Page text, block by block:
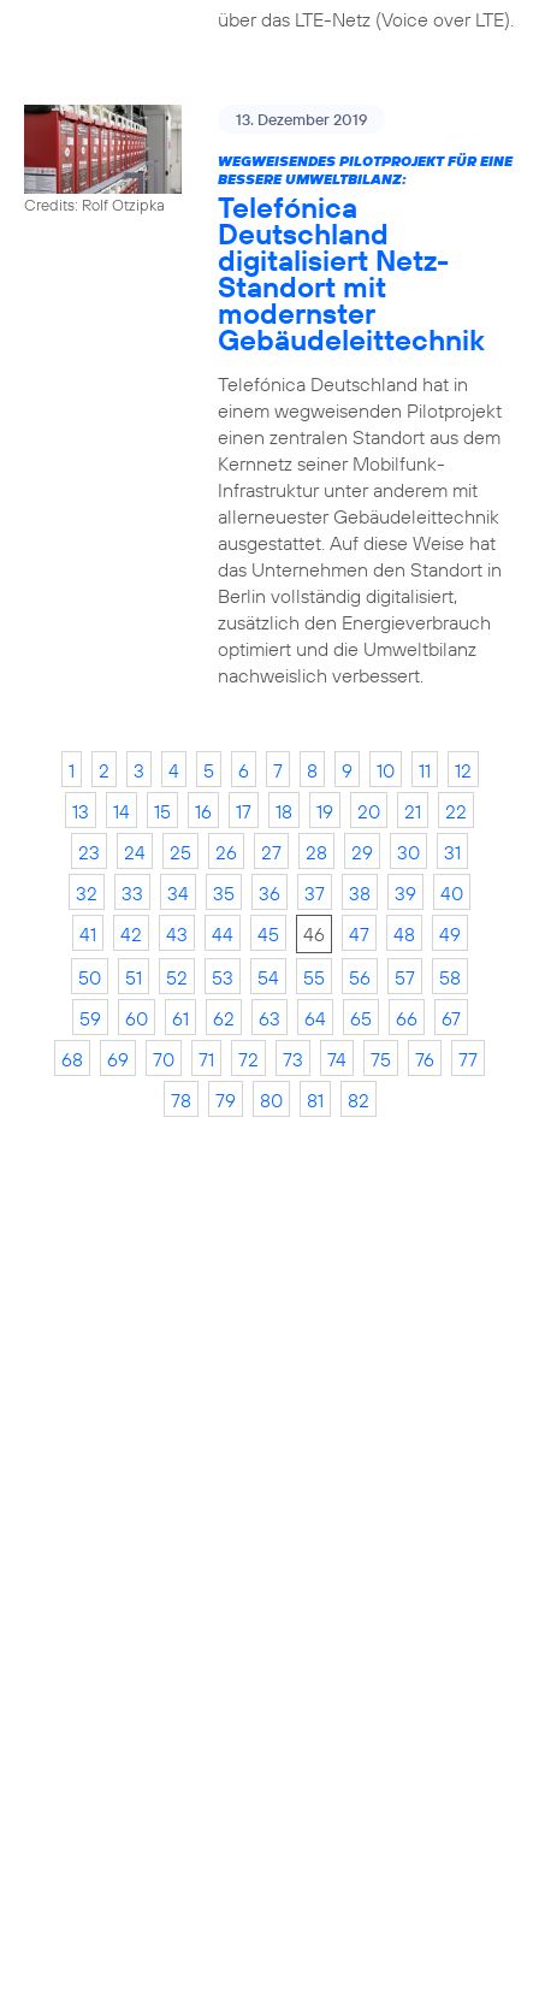
über das LTE-Netz (Voice over LTE).
Credits: Rolf Otzipka
13. Dezember 2019
WEGWEISENDES PILOTPROJEKT FÜR EINE
BESSERE UMWELTBILANZ:
Telefónica
Deutschland
digitalisiert Netz-
Standort mit
modernster
Gebäudeleittechnik
Telefónica Deutschland hat in
einem wegweisenden Pilotprojekt
einen zentralen Standort aus dem
Kernnetz seiner Mobilfunk-
Infrastruktur unter anderem mit
allerneuester Gebäudeleittechnik
ausgestattet. Auf diese Weise hat
das Unternehmen den Standort in
Berlin vollständig digitalisiert,
zusätzlich den Energieverbrauch
optimiert und die Umweltbilanz
nachweislich verbessert.
1 2 3 4 5 6 7 8 9 10 11
12
13
14 15 16 17 18 19 20 21
22
23
24 25 26 27 28 29 30
31
32
33 34 35 36 37 38 39
40
41
42 43 44 45 46 47 48
49
50
51 52 53 54 55 56 57
58
59
60 61 62 63 64 65 66
67
68
69 70 71 72 73 74 75 76
77
78
79 80 81 82